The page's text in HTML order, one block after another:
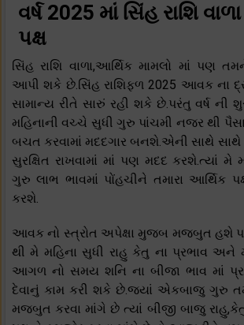
વર્ષ 2025 માં સિંહ રાશિ
પક્ષ
સિંહ રાશિ વાળા,આર્થિક મામલો માં પણ
આપી શકે છે.સિંહ રાશિફળ 2025 આવક ના
સામાન્ય રીતે સારું રહી શકે છે.પરંતુ વર્ષ
મહિનાની વચ્ચે સુધી ગુરુ પાંચમી નજર થી
બચત કરવામાં મદદગાર બનશે.એની સાથે
સુરક્ષિત રાખવામાં માં પણ મદદ કરશે.ત્યાં મે
ગુરુ લાભ ભાવમાં પોંહચીને તમારા આર્થિક
કરશે.
આવક નો સ્ત્રોત અપેક્ષા મુજબ મજબુત હશે
થી મે મહિના સુધી રાહુ કેતુ ના પ્રભાવ અને
આગળ નો સમય શનિ ના બીજા ભાવ માં
દેવાનું કામ કરી શકે છે.જ્યાં એકબાજુ ગુરુ
મજબુત કરવા માંગે છે ત્યાં બીજી બાજુ